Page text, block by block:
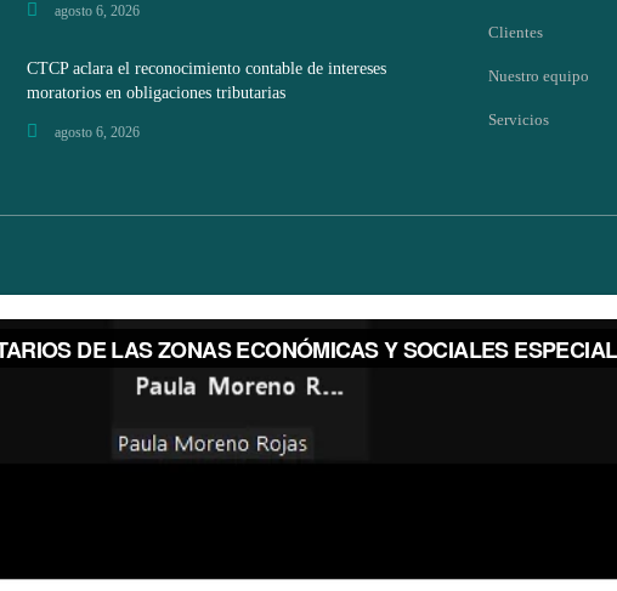
agosto 6, 2026
CTCP aclara el reconocimiento contable de intereses
moratorios en obligaciones tributarias
agosto 6, 2026
Clientes
Nuestro equipo
Servicios